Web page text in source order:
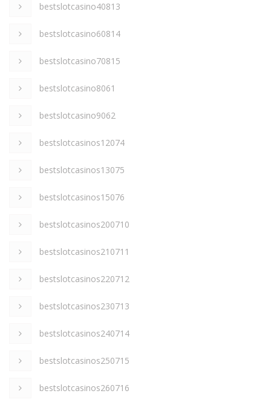
bestslotcasino40813
bestslotcasino60814
bestslotcasino70815
bestslotcasino8061
bestslotcasino9062
bestslotcasinos12074
bestslotcasinos13075
bestslotcasinos15076
bestslotcasinos200710
bestslotcasinos210711
bestslotcasinos220712
bestslotcasinos230713
bestslotcasinos240714
bestslotcasinos250715
bestslotcasinos260716